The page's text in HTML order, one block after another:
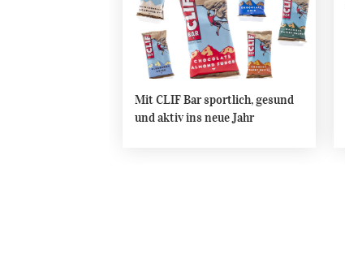
Mit CLIF Bar sportlich, gesund
und aktiv ins neue Jahr